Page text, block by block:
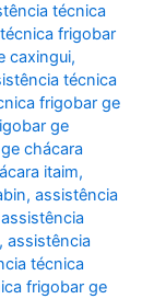
técnica
frigobar
caxingui,
técnica
frigobar ge
ge
chácara
itaim,
,assistência
assistência
,assistência
técnica
frigobar ge